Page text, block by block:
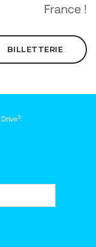
France !
BILLETTERIE
Drive3.